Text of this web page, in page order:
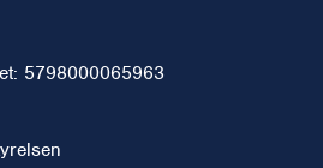
5798000065963